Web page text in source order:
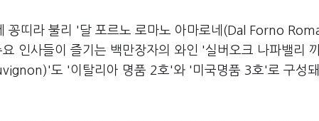
꽁띠라 불리 '달 포르노 로마노 아마로네(Dal Forno
인사들이 즐기는 백만장자의 와인 '실버오크 나파밸리
도 '이탈리아 명품 2호'와 '미국명품 3호'로 구성